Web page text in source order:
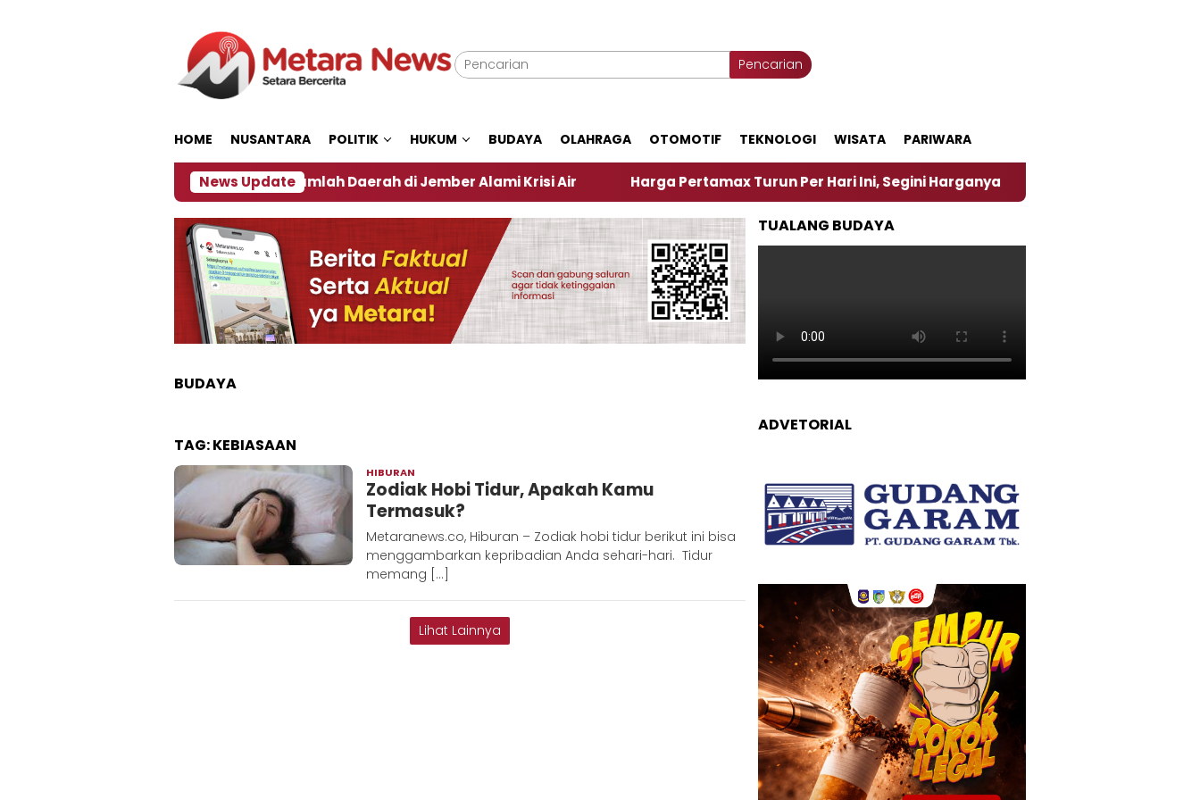
Pencarian
HOME NUSANTARA POLITIK HUKUM BUDAYA OLAHRAGA OTOMOTIF TEKNOLOGI WISATA PARIWARA
News Update
Dampak El Nino, Sejumlah Daerah di Jember Alami Krisi Air Harga Pertamax Turun Per Hari Ini, Segini Harganya ‎Nasirun Maestro Lukis
BUDAYA
TAG:KEBIASAAN
HIBURAN
Metara
Zodiak Hobi Tidur, Apakah Kamu
Termasuk?
Metaranews.co, Hiburan – Zodiak hobi tidur berikut ini bisa
menggambarkan kepribadian Anda sehari-hari. Tidur
memang […]
Lihat Lainnya
TUALANG BUDAYA
ADVETORIAL